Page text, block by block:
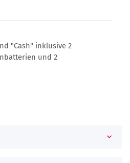
"Cash" inklusive 2
und 2